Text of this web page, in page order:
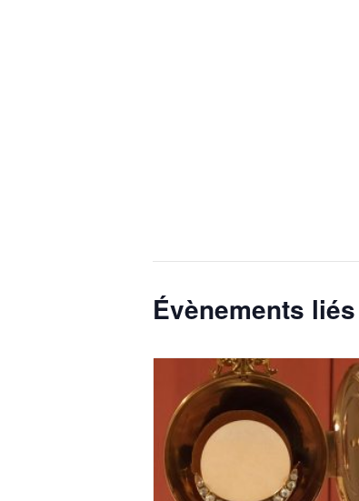
Évènements liés